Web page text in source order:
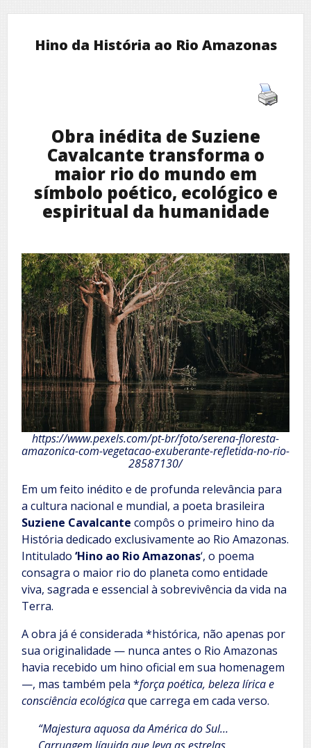
Hino da História ao Rio Amazonas
Obra inédita de Suziene
Cavalcante transforma o
maior rio do mundo em
símbolo poético, ecológico e
espiritual da humanidade
https://www.pexels.com/pt-br/foto/serena-floresta-
amazonica-com-vegetacao-exuberante-refletida-no-rio-
28587130/
Em um feito inédito e de profunda relevância para
a cultura nacional e mundial, a poeta brasileira
Suziene Cavalcante compôs o primeiro hino da
História dedicado exclusivamente ao Rio Amazonas.
Intitulado ‘Hino ao Rio Amazonas‘, o poema
consagra o maior rio do planeta como entidade
viva, sagrada e essencial à sobrevivência da vida na
Terra.
A obra já é considerada *histórica, não apenas por
sua originalidade — nunca antes o Rio Amazonas
havia recebido um hino oficial em sua homenagem
—, mas também pela *força poética, beleza lírica e
consciência ecológicaque carrega em cada verso.
“Majestura aquosa da América do Sul…